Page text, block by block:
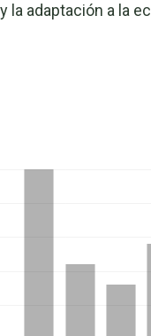
la adaptación a la